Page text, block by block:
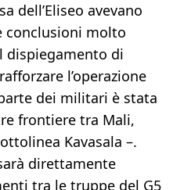
dell’Eliseo avevano
conclusioni molto
di
l’operazione
dei militari è stata
frontiere tra Mali,
Kavasala –.
direttamente
tra le truppe del G5